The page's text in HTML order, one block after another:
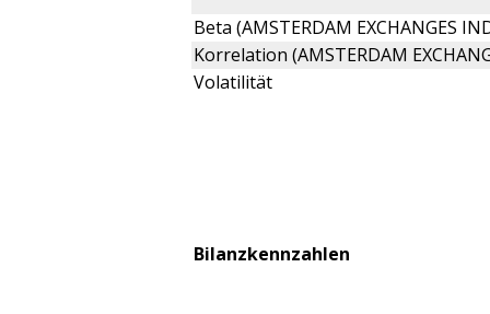
Beta (AMSTERDAM EXCHANGES
Korrelation (AMSTERDAM
Volatilität
Bilanzkennzahlen